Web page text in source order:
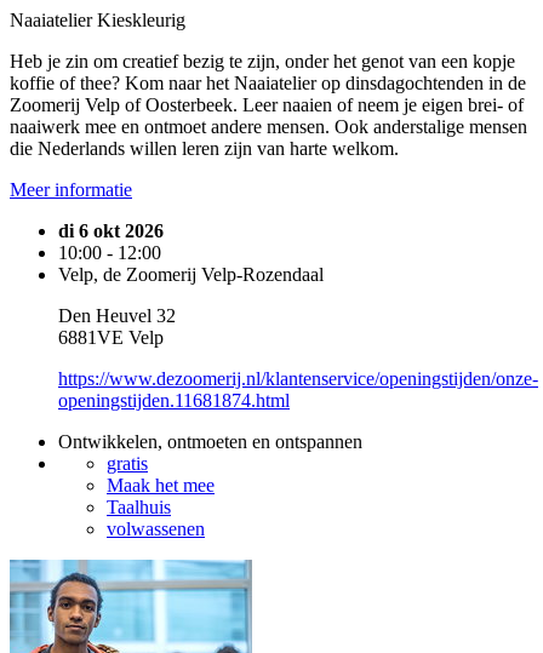
Naaiatelier Kieskleurig
Heb je zin om creatief bezig te zijn, onder het genot van een kopje
koffie of thee? Kom naar het Naaiatelier op dinsdagochtenden in de
Zoomerij Velp of Oosterbeek. Leer naaien of neem je eigen brei- of
naaiwerk mee en ontmoet andere mensen. Ook anderstalige mensen
die Nederlands willen leren zijn van harte welkom.
Meer informatie
di 6 okt 2026
10:00 - 12:00
Velp, de Zoomerij Velp-Rozendaal
Den Heuvel 32
6881VE Velp
https://www.dezoomerij.nl/klantenservice/openingstijden/onze-
openingstijden.11681874.html
Ontwikkelen, ontmoeten en ontspannen
gratis
Maak het mee
Taalhuis
volwassenen